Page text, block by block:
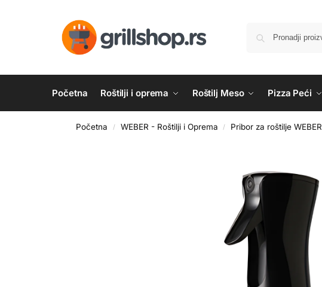
Početna Roštilji i oprema Roštilj Meso Pizza Peći
Početna / WEBER - Roštilji i Oprema / Pribor za roštilje WEBER